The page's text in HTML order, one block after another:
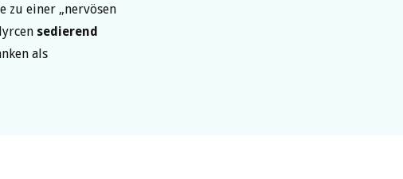
zu einer „nervösen
sedierend
als